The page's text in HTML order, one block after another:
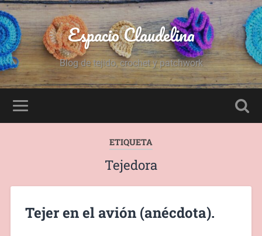
Espacio Claudelina
Blog de tejido, crochet y patchwork
ETIQUETA
Tejedora
Tejer en el avión (anécdota).